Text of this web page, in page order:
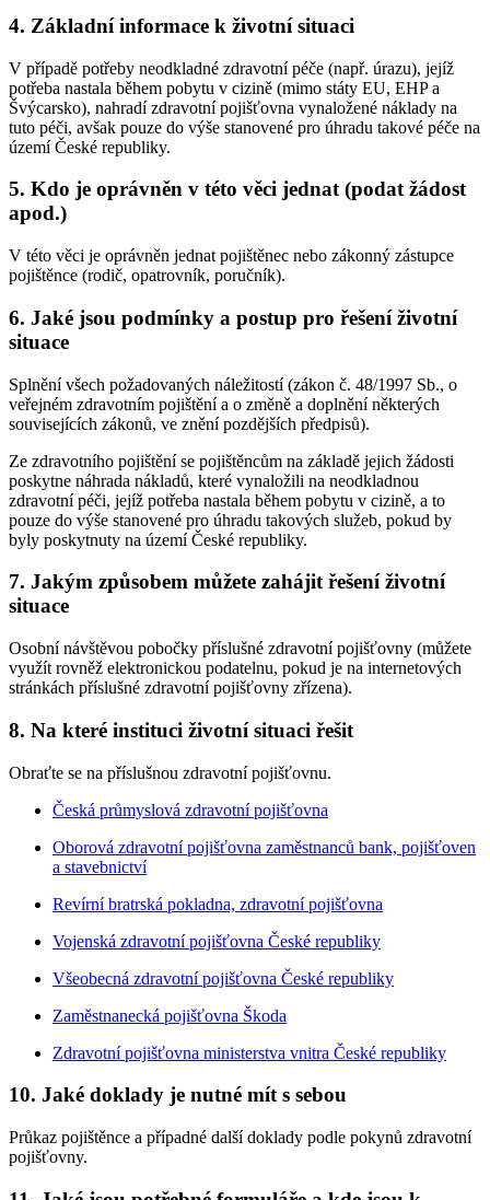
4. Základní informace k životní situaci
V případě potřeby neodkladné zdravotní péče (např. úrazu), jejíž
potřeba nastala během pobytu v cizině (mimo státy EU, EHP a
Švýcarsko), nahradí zdravotní pojišťovna vynaložené náklady na
tuto péči, avšak pouze do výše stanovené pro úhradu takové péče na
území České republiky.
5. Kdo je oprávněn v této věci jednat (podat žádost
apod.)
V této věci je oprávněn jednat pojištěnec nebo zákonný zástupce
pojištěnce (rodič, opatrovník, poručník).
6. Jaké jsou podmínky a postup pro řešení životní
situace
Splnění všech požadovaných náležitostí (zákon č. 48/1997 Sb., o
veřejném zdravotním pojištění a o změně a doplnění některých
souvisejících zákonů, ve znění pozdějších předpisů).
Ze zdravotního pojištění se pojištěncům na základě jejich žádosti
poskytne náhrada nákladů, které vynaložili na neodkladnou
zdravotní péči, jejíž potřeba nastala během pobytu v cizině, a to
pouze do výše stanovené pro úhradu takových služeb, pokud by
byly poskytnuty na území České republiky.
7. Jakým způsobem můžete zahájit řešení životní
situace
Osobní návštěvou pobočky příslušné zdravotní pojišťovny (můžete
využít rovněž elektronickou podatelnu, pokud je na internetových
stránkách příslušné zdravotní pojišťovny zřízena).
8. Na které instituci životní situaci řešit
Obraťte se na příslušnou zdravotní pojišťovnu.
Česká průmyslová zdravotní pojišťovna
Oborová zdravotní pojišťovna zaměstnanců bank, pojišťoven
a stavebnictví
Revírní bratrská pokladna, zdravotní pojišťovna
Vojenská zdravotní pojišťovna České republiky
Všeobecná zdravotní pojišťovna České republiky
Zaměstnanecká pojišťovna Škoda
Zdravotní pojišťovna ministerstva vnitra České republiky
10. Jaké doklady je nutné mít s sebou
Průkaz pojištěnce a případné další doklady podle pokynů zdravotní
pojišťovny.